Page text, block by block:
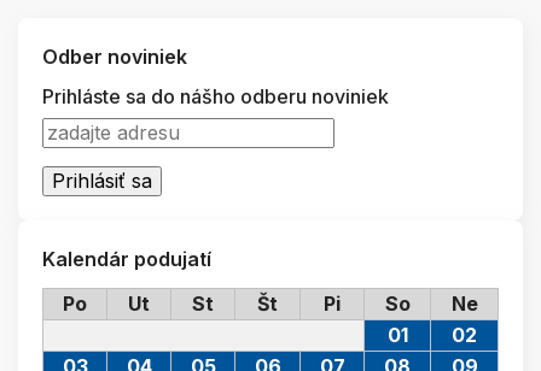
Odber noviniek
Prihláste sa do nášho odberu noviniek
Kalendár podujatí
Po
Ut St Št Pi So
Ne
01
02
03
04 05 06 07 08 09